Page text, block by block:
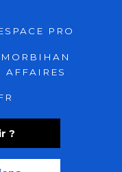
?
PRO
MORBIHAN
AFFAIRES